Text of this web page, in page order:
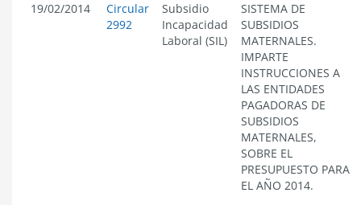
19/02/2014
Circular
2992
Subsidio
Incapacidad
Laboral (SIL)
SISTEMA DE
SUBSIDIOS
MATERNALES.
IMPARTE
INSTRUCCIONES A
LAS ENTIDADES
PAGADORAS DE
SUBSIDIOS
MATERNALES,
SOBRE EL
PRESUPUESTO PARA
EL AÑO 2014.